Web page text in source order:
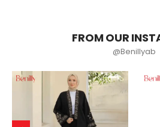
FROM OUR
@Benillyab